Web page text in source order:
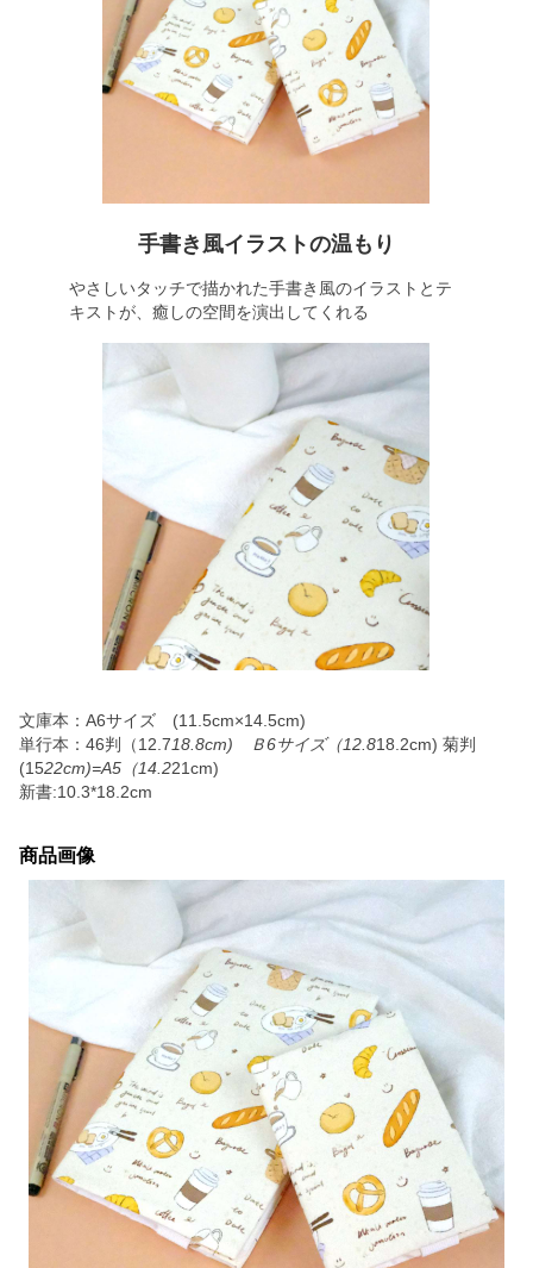
手書き風イラストの温もり
やさしいタッチで描かれた手書き風のイラストとテ
キストが、癒しの空間を演出してくれる
文庫本：A6サイズ (11.5cm×14.5cm)
単行本：46判（12.718.8cm) Ｂ6サイズ（12.818.2cm) 菊判
(1522cm)=A5（14.221cm)
新書:10.3*18.2cm
商品画像